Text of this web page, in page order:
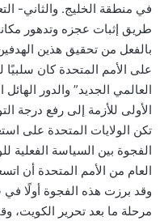
في منطقة الخليج. والثاني-
طريق إثبات عجزه وتدهور
بالفعل من تحقيق هذين
على الأمم المتحدة كان سلبيًا
العالمي الجديد” والدور
الأولى للأزمة إلى رفع درجة
تكن الولايات المتحدة على
الفجوة بين السياسة الفعلية
العام من الأمم المتحدة أن
وقد برزت هذه الفجوة أولًا في